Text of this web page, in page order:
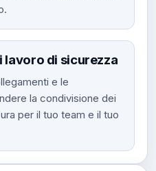
lavoro di sicurezza
e le
la condivisione dei
per il tuo team e il tuo